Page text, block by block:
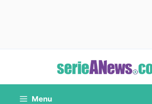
contenuto
Menu